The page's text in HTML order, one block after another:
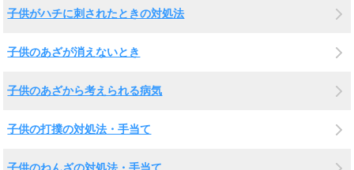
子供がハチに刺されたときの対処法
子供のあざが消えないとき
子供のあざから考えられる病気
子供の打撲の対処法・手当て